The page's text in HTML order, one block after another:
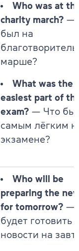
Who was at
charity march? —
был на
марше?
What was the
easiest part of
exam? — Что
самым лёгким
экзамене?
Who will be
preparing the
for tomorrow? —
будет готовить
новости на